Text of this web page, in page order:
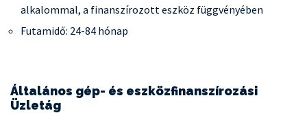
alkalommal, a finanszírozott eszköz függvényében
Futamidő: 24-84 hónap
Általános gép- és eszközfinanszírozási
Üzletág